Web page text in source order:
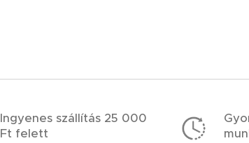
Ingyenes szállítás 25 000
Ft felett